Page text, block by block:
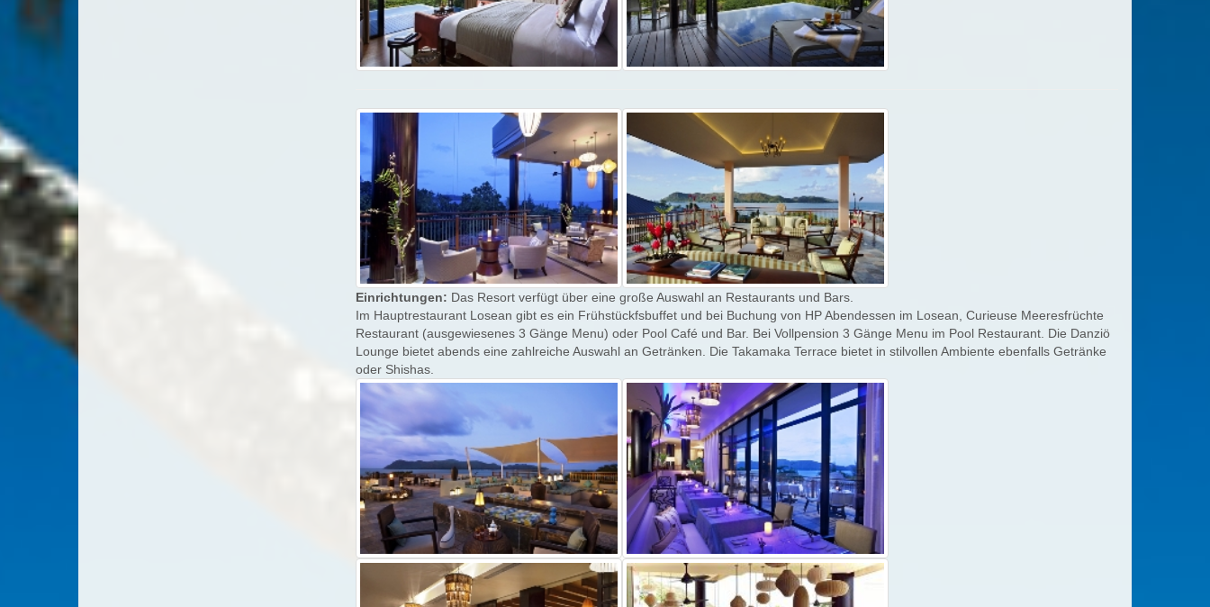
Einrichtungen: Das Resort verfügt über eine große Auswahl an Restaurants und Bars.
Im Hauptrestaurant Losean gibt es ein Frühstückfsbuffet und bei Buchung von HP Abendessen im Losean, Curieuse Meeresfrüchte
Restaurant (ausgewiesenes 3 Gänge Menu) oder Pool Café und Bar. Bei Vollpension 3 Gänge Menu im Pool Restaurant. Die Danziö
Lounge bietet abends eine zahlreiche Auswahl an Getränken. Die Takamaka Terrace bietet in stilvollen Ambiente ebenfalls Getränke
oder Shishas.